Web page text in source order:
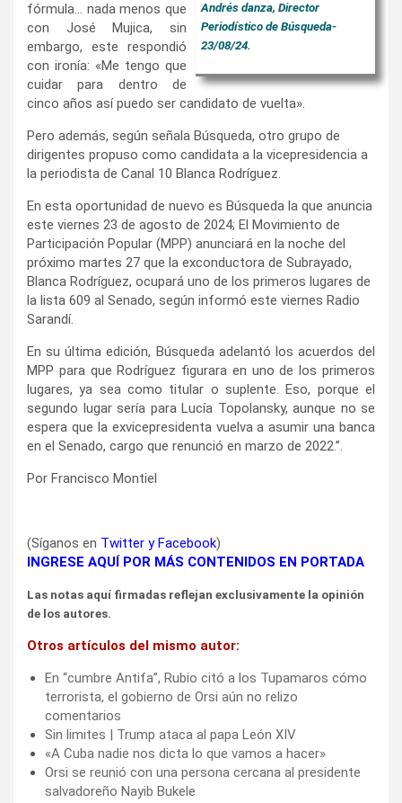
Andrés danza, Director
Periodístico de Búsqueda-
23/08/24.
fórmula… nada menos que
con José Mujica, sin
embargo, este respondió
con ironía: «Me tengo que
cuidar para dentro de
cinco años así puedo ser candidato de vuelta».
Pero además, según señala Búsqueda, otro grupo de
dirigentes propuso como candidata a la vicepresidencia a
la periodista de Canal 10 Blanca Rodríguez.
En esta oportunidad de nuevo es Búsqueda la que anuncia
este viernes 23 de agosto de 2024; El Movimiento de
Participación Popular (MPP) anunciará en la noche del
próximo martes 27 que la exconductora de Subrayado,
Blanca Rodríguez, ocupará uno de los primeros lugares de
la lista 609 al Senado, según informó este viernes Radio
Sarandí.
En su última edición, Búsqueda adelantó los acuerdos del
MPP para que Rodríguez figurara en uno de los primeros
lugares, ya sea como titular o suplente. Eso, porque el
segundo lugar sería para Lucía Topolansky, aunque no se
espera que la exvicepresidenta vuelva a asumir una banca
en el Senado, cargo que renunció en marzo de 2022.”.
Por Francisco Montiel
(Síganos en Twitter y Facebook)
INGRESE AQUÍ POR MÁS CONTENIDOS EN PORTADA
Las notas aquí firmadas reflejan exclusivamente la opinión
de los autores.
Otros artículos del mismo autor:
En “cumbre Antifa”, Rubio citó a los Tupamaros cómo
terrorista, el gobierno de Orsi aún no relizo
comentarios
Sin limites | Trump ataca al papa León XIV
«A Cuba nadie nos dicta lo que vamos a hacer»
Orsi se reunió con una persona cercana al presidente
salvadoreño Nayib Bukele